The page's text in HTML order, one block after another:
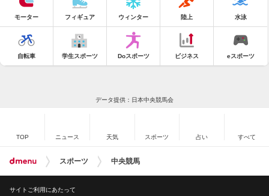
モーター フィギュア ウィンター 陸上 水泳
自転車 学生スポーツ Doスポーツ ビジネス eスポーツ
データ提供：日本中央競馬会
TOP ニュース 天気 スポーツ 占い すべて
スポーツ 中央競馬
サイトご利用にあたって